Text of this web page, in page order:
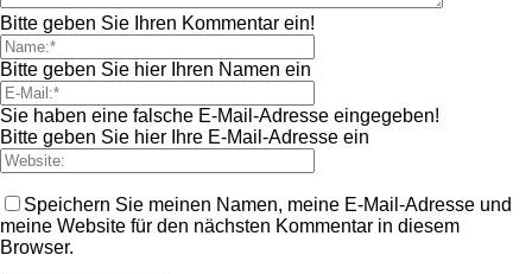
Bitte geben Sie Ihren Kommentar ein!
Bitte geben Sie hier Ihren Namen ein
Sie haben eine falsche E-Mail-Adresse eingegeben!
Bitte geben Sie hier Ihre E-Mail-Adresse ein
Speichern Sie meinen Namen, meine E-Mail-Adresse und
meine Website für den nächsten Kommentar in diesem
Browser.